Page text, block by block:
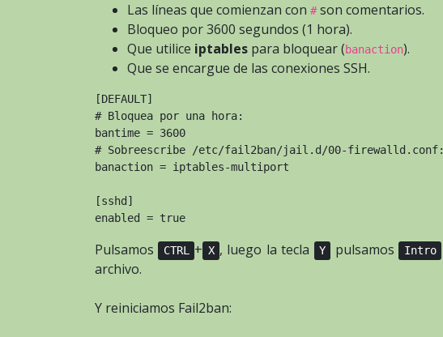
Las líneas que comienzan con #son comentarios.
Bloqueo por 3600 segundos (1 hora).
Que utilice iptables para bloquear (banaction).
Que se encargue de las conexiones SSH.
[DEFAULT]
# Bloquea por una hora:
bantime = 3600
# Sobreescribe /etc/fail2ban/jail.d/00-firewalld.conf:
banaction = iptables-multiport
[sshd]
enabled = true
Pulsamos CTRL + X , luego la tecla Y pulsamos Intro
archivo.
Y reiniciamos Fail2ban: